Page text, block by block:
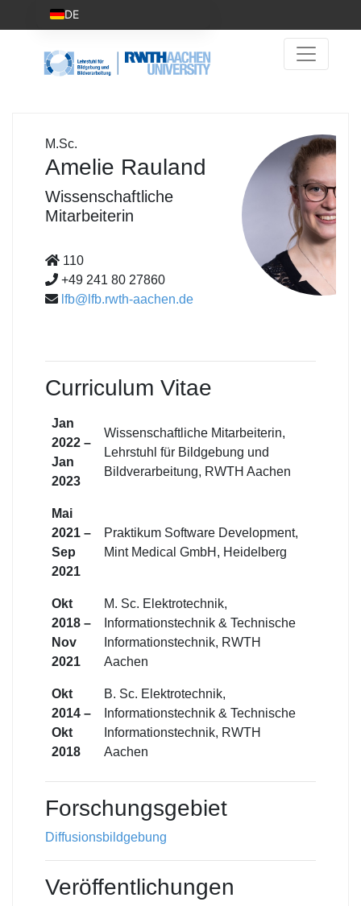
M.Sc.
Amelie Rauland
Wissenschaftliche
Mitarbeiterin
110
+49 241 80 27860
lfb@lfb.rwth-aachen.de
Curriculum Vitae
Jan
2022 –
Jan
2023
Wissenschaftliche Mitarbeiterin,
Lehrstuhl für Bildgebung und
Bildverarbeitung, RWTH Aachen
Mai
2021 –
Sep
2021
Praktikum Software Development,
Mint Medical GmbH, Heidelberg
Okt
2018 –
Nov
2021
M. Sc. Elektrotechnik,
Informationstechnik & Technische
Informationstechnik, RWTH
Aachen
Okt
2014 –
Okt
2018
B. Sc. Elektrotechnik,
Informationstechnik & Technische
Informationstechnik, RWTH
Aachen
Forschungsgebiet
Diffusionsbildgebung
Veröffentlichungen
DE